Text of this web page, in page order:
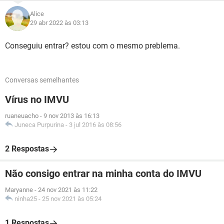
Alice
29 abr 2022 às 03:13
Conseguiu entrar? estou com o mesmo preblema.
Conversas semelhantes
Vírus no IMVU
ruaneuacho - 9 nov 2013 às 16:13
Juneca Purpurina - 3 jul 2016 às 08:56
2 Respostas
Não consigo entrar na minha conta do IMVU
Maryanne - 24 nov 2021 às 11:22
ninha25 - 25 nov 2021 às 05:24